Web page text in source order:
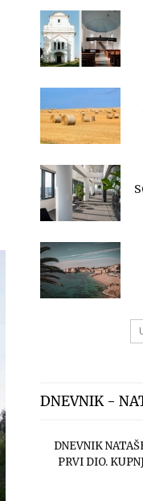
DNEVNIK -
DNEVNIK
PRVI DIO.